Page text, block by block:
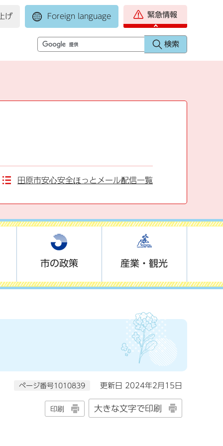
げ Foreign language 緊急情報
田原市安心安全ほっとメール配信一覧
市の政策 産業・観光
ページ番号1010839 更新日 2024年2月15日
印刷 大きな文字で印刷